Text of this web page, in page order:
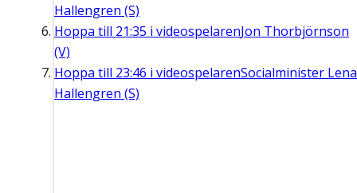
Hallengren (S)
Hoppa till 21:35 i videospelarenJon Thorbjörnson
(V)
Hoppa till 23:46 i videospelarenSocialminister Lena
Hallengren (S)